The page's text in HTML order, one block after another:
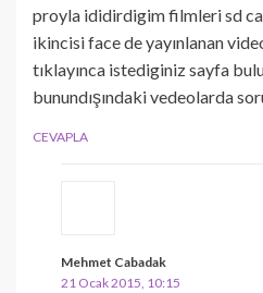
proyla ididirdigim filmleri sd
ikincisi face de yayınlanan
tıklayınca istediginiz sayfa
bunundışındaki vedeolarda
CEVAPLA
Mehmet Cabadak
21 Ocak 2015, 10:15